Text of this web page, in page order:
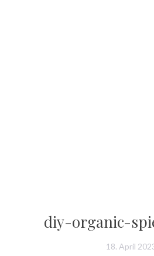
diy-organic-
18. April